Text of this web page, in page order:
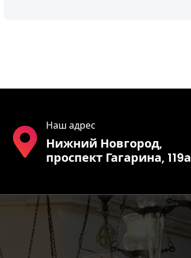
Наш адрес
Нижний Новгород,
проспект Гагарина, 119а